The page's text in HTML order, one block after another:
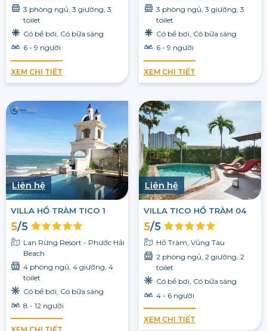
3 phòng ngủ, 3 giường, 3
toilet
Có bể bơi, Có bữa sáng
6 - 9 người
XEM CHI TIẾT
3 phòng ngủ, 3 giường, 3
toilet
Có bể bơi, Có bữa sáng
6 - 9 người
XEM CHI TIẾT
Liên hệ
VILLA HỒ TRÀM TICO 1
5/5
Lan Rừng Resort - Phước Hải
Beach
4 phòng ngủ, 4 giường, 4
toilet
Có bể bơi, Có bữa sáng
8 - 12 người
Liên hệ
VILLA TICO HỒ TRÀM 04
5/5
Hồ Tràm, Vũng Tàu
2 phòng ngủ, 2 giường, 2
toilet
Có bể bơi, Có bữa sáng
4 - 6 người
XEM CHI TIẾT